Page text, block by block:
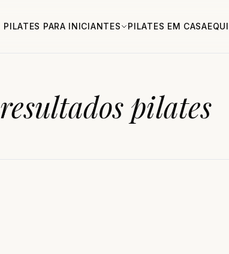
PILATES PARA INICIANTES PILATES EM CASA
resultados pilates